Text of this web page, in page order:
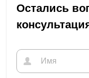
Остались